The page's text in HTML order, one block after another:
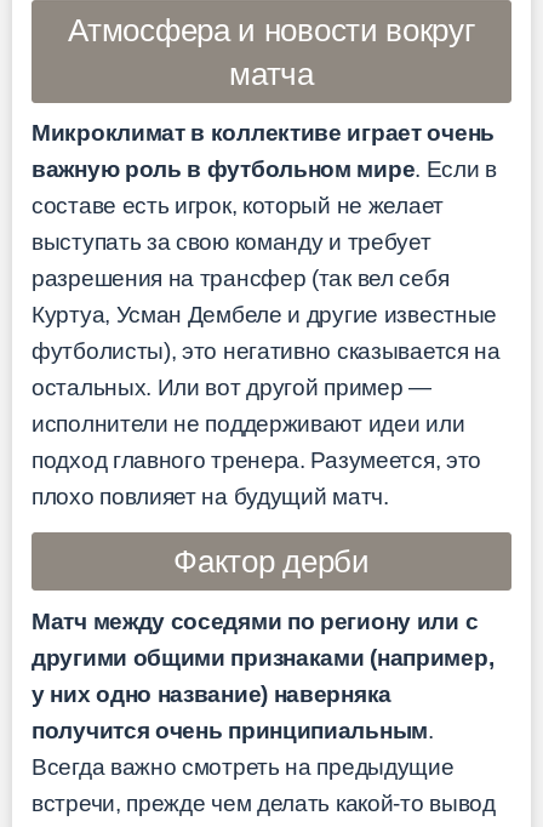
Атмосфера и новости вокруг
матча
Микроклимат в коллективе играет очень
важную роль в футбольном мире. Если в
составе есть игрок, который не желает
выступать за свою команду и требует
разрешения на трансфер (так вел себя
Куртуа, Усман Дембеле и другие известные
футболисты), это негативно сказывается на
остальных. Или вот другой пример —
исполнители не поддерживают идеи или
подход главного тренера. Разумеется, это
плохо повлияет на будущий матч.
Фактор дерби
Матч между соседями по региону или с
другими общими признаками (например,
у них одно название) наверняка
получится очень принципиальным.
Всегда важно смотреть на предыдущие
встречи, прежде чем делать какой-то вывод